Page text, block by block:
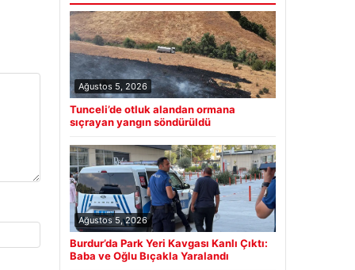
Ağustos 5, 2026
Tunceli’de otluk alandan ormana
sıçrayan yangın söndürüldü
Ağustos 5, 2026
Burdur’da Park Yeri Kavgası Kanlı Çıktı:
Baba ve Oğlu Bıçakla Yaralandı